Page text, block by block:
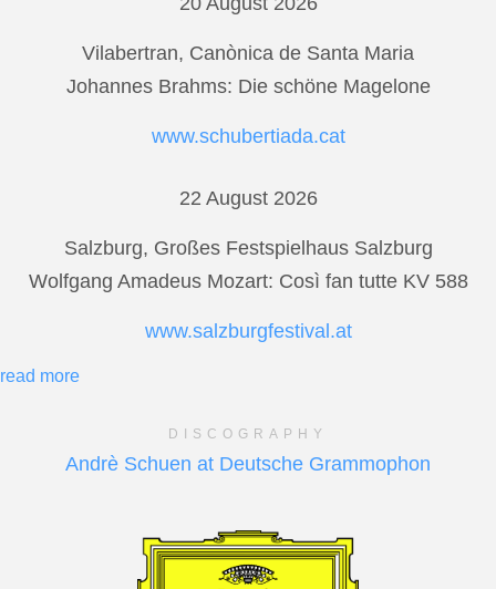
Vilabertran, Canònica de Santa Maria
Johannes Brahms: Die schöne Magelone
www.schubertiada.cat
22 August 2026
Salzburg, Großes Festspielhaus Salzburg
Wolfgang Amadeus Mozart: Così fan tutte KV 588
www.salzburgfestival.at
read more
DISCOGRAPHY
Andrè Schuen at Deutsche Grammophon